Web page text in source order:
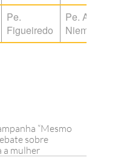
Pe.
Figueiredo
Pe. Antonio
Niemeck
“Mesmo
sobre
a mulher